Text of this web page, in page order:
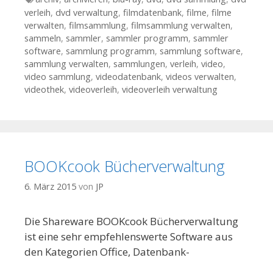
verleih, dvd verwaltung, filmdatenbank, filme, filme
verwalten, filmsammlung, filmsammlung verwalten,
sammeln, sammler, sammler programm, sammler
software, sammlung programm, sammlung software,
sammlung verwalten, sammlungen, verleih, video,
video sammlung, videodatenbank, videos verwalten,
videothek, videoverleih, videoverleih verwaltung
BOOKcook Bücherverwaltung
6. März 2015 von JP
Die Shareware BOOKcook Bücherverwaltung
ist eine sehr empfehlenswerte Software aus
den Kategorien Office, Datenbank-